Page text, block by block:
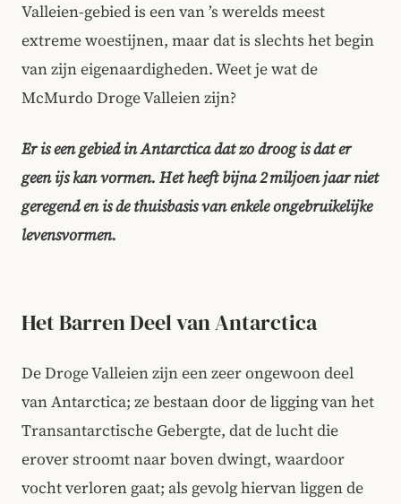
Valleien-gebied is een van ’s werelds meest
extreme woestijnen, maar dat is slechts het begin
van zijn eigenaardigheden. Weet je wat de
McMurdo Droge Valleien zijn?
Er is een gebied in Antarctica dat zo droog is dat er
geen ijs kan vormen. Het heeft bijna 2 miljoen jaar niet
geregend en is de thuisbasis van enkele ongebruikelijke
levensvormen.
Het Barren Deel van Antarctica
De Droge Valleien zijn een zeer ongewoon deel
van Antarctica; ze bestaan door de ligging van het
Transantarctische Gebergte, dat de lucht die
erover stroomt naar boven dwingt, waardoor
vocht verloren gaat; als gevolg hiervan liggen de